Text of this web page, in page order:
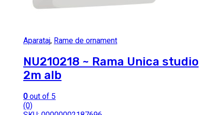
Aparataj, Rame de ornament
NU210218 ~ Rama Unica studio
2m alb
0 out of 5
(0)